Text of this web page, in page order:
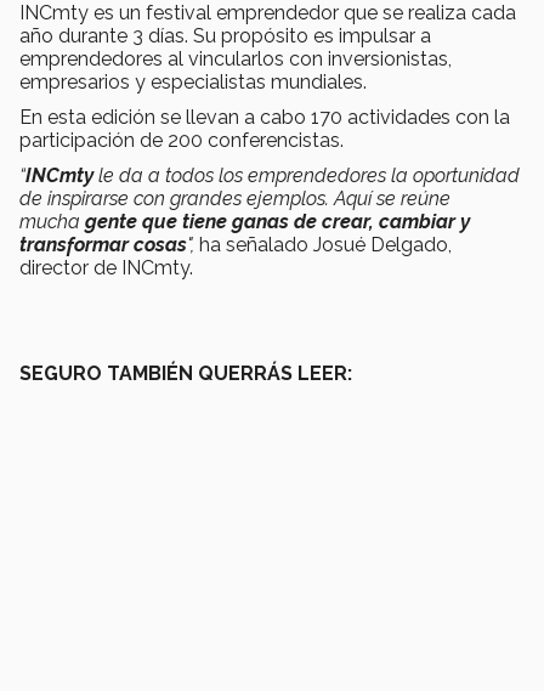
INCmty es un festival emprendedor que se realiza cada
año durante 3 días. Su propósito es impulsar a
emprendedores al vincularlos con inversionistas,
empresarios y especialistas mundiales.
En esta edición se llevan a cabo 170 actividades con la
participación de 200 conferencistas.
“INCmtyle da a todos los emprendedores la oportunidad
de inspirarse con grandes ejemplos. Aquí se reúne
mucha gente que tiene ganas de crear, cambiar y
transformar cosas", ha señalado Josué Delgado,
director de INCmty.
SEGURO TAMBIÉN QUERRÁS LEER: